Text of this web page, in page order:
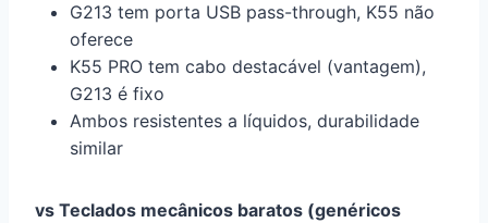
G213 tem porta USB pass-through, K55 não
oferece
K55 PRO tem cabo destacável (vantagem),
G213 é fixo
Ambos resistentes a líquidos, durabilidade
similar
vs Teclados mecânicos baratos (genéricos